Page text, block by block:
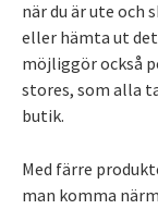
när du är ute och
eller hämta ut
möjliggör också
stores, som alla
butik.
Med färre
man komma